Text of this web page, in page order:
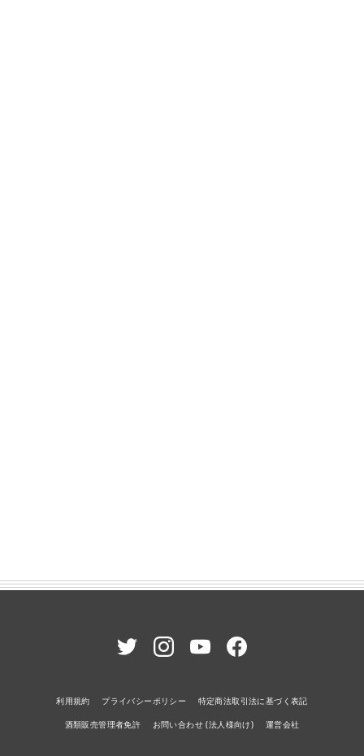
利用規約 プライバシーポリシー 特定商法取引法に基づく表記
酒類販売管理者免許 お問い合わせ (法人様向け) 運営会社